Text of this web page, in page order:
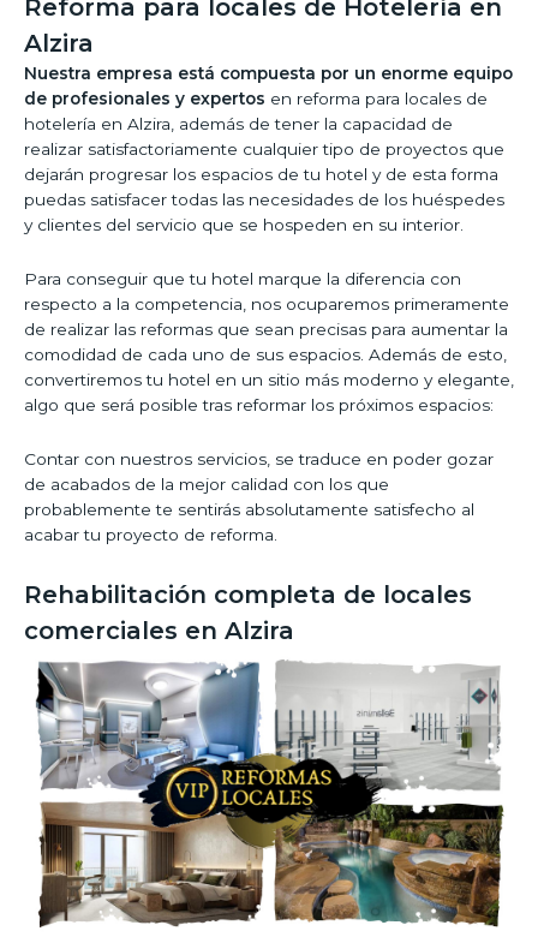
Reforma para locales de Hotelería en
Alzira
Nuestra empresa está compuesta por un enorme equipo
de profesionales y expertos en reforma para locales de
hotelería en Alzira, además de tener la capacidad de
realizar satisfactoriamente cualquier tipo de proyectos que
dejarán progresar los espacios de tu hotel y de esta forma
puedas satisfacer todas las necesidades de los huéspedes
y clientes del servicio que se hospeden en su interior.
Para conseguir que tu hotel marque la diferencia con
respecto a la competencia, nos ocuparemos primeramente
de realizar las reformas que sean precisas para aumentar la
comodidad de cada uno de sus espacios. Además de esto,
convertiremos tu hotel en un sitio más moderno y elegante,
algo que será posible tras reformar los próximos espacios:
Contar con nuestros servicios, se traduce en poder gozar
de acabados de la mejor calidad con los que
probablemente te sentirás absolutamente satisfecho al
acabar tu proyecto de reforma.
Rehabilitación completa de locales
comerciales en Alzira